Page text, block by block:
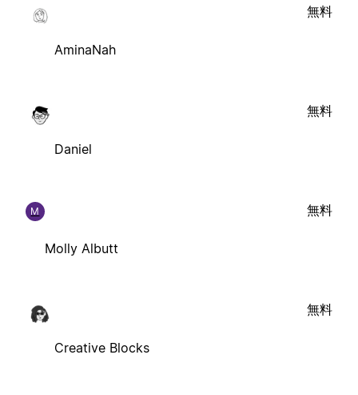
AminaNah
無料
Daniel
無料
M
Molly Albutt
無料
Creative Blocks
無料